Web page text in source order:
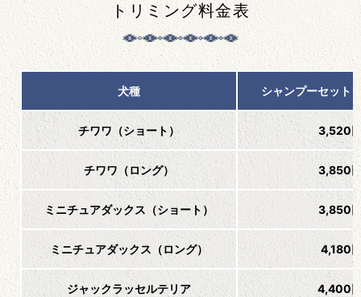
トリミング料金表
犬種 シャンプーセット
チワワ（ショート） 3,520
チワワ（ロング） 3,850
ミニチュアダックス（ショート） 3,850
ミニチュアダックス（ロング） 4,180
ジャックラッセルテリア 4,400